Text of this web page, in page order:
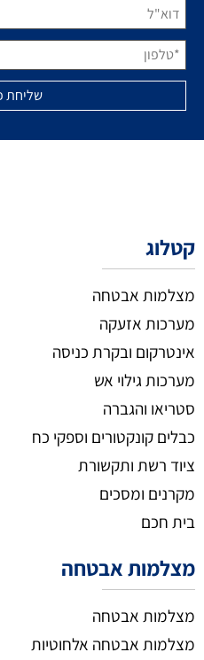
קטלוג
מצלמות אבטחה
מערכות אזעקה
אינטרקום ובקרת כניסה
מערכות גילוי אש
סטריאו והגברה
כבלים קונקטורים וספקי כח
ציוד רשת ותקשורת
מקרנים ומסכים
בית חכם
מצלמות אבטחה
מצלמות אבטחה
מצלמות אבטחה אלחוטיות